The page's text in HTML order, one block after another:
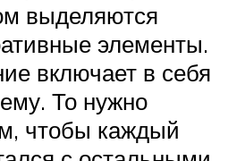
выделяются
элементы.
включает в себя
То нужно
чтобы каждый